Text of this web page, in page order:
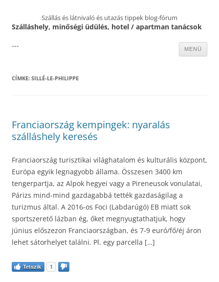
Szállás és látnivaló és utazás tippek blog-fórum
Szálláshely, minőségi üdülés, hotel / apartman tanácsok
MENÜ
---
CÍMKE: SILLÉ-LE-PHILIPPE
Franciaország kempingek: nyaralás
szálláshely keresés
Franciaország turisztikai világhatalom és kulturális központ,
Európa egyik legnagyobb állama. Összesen 3400 km
tengerpartja, az Alpok hegyei vagy a Pireneusok vonulatai,
Párizs mind-mind gazdagabbá tették gazdaságilag a
turizmus által. A 2016-os Foci (Labdarúgó) EB miatt sok
sportszerető lázban ég, őket megnyugtathatjuk, hogy
június előszezon Franciaországban, és 7-9 euró/fő/éj áron
lehet sátorhelyet találni. Pl. egy parcella […]
Tetszik 1